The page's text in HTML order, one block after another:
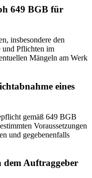
649 BGB für
insbesondere den
und Pflichten im
Mängeln am Werk
eines
gemäß 649 BGB
Voraussetzungen
und gegebenenfalls
dem Auftraggeber